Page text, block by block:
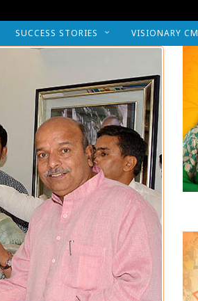
SUCCESS STORIES VISIONARY CM